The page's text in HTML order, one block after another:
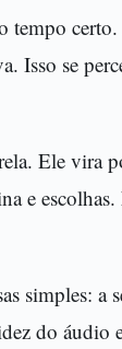
tempo
Isso se
Ele vira
e
simples: a
do áudio